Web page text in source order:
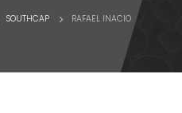
SOUTHCAP RAFAEL INACIO